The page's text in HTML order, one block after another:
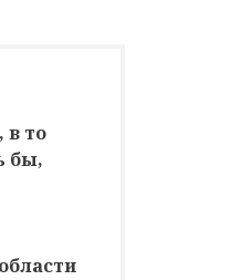
в то
бы,